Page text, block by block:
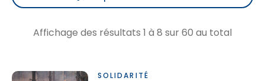
Affichage des résultats 1 à 8 sur60 au total
SOLIDARITÉ